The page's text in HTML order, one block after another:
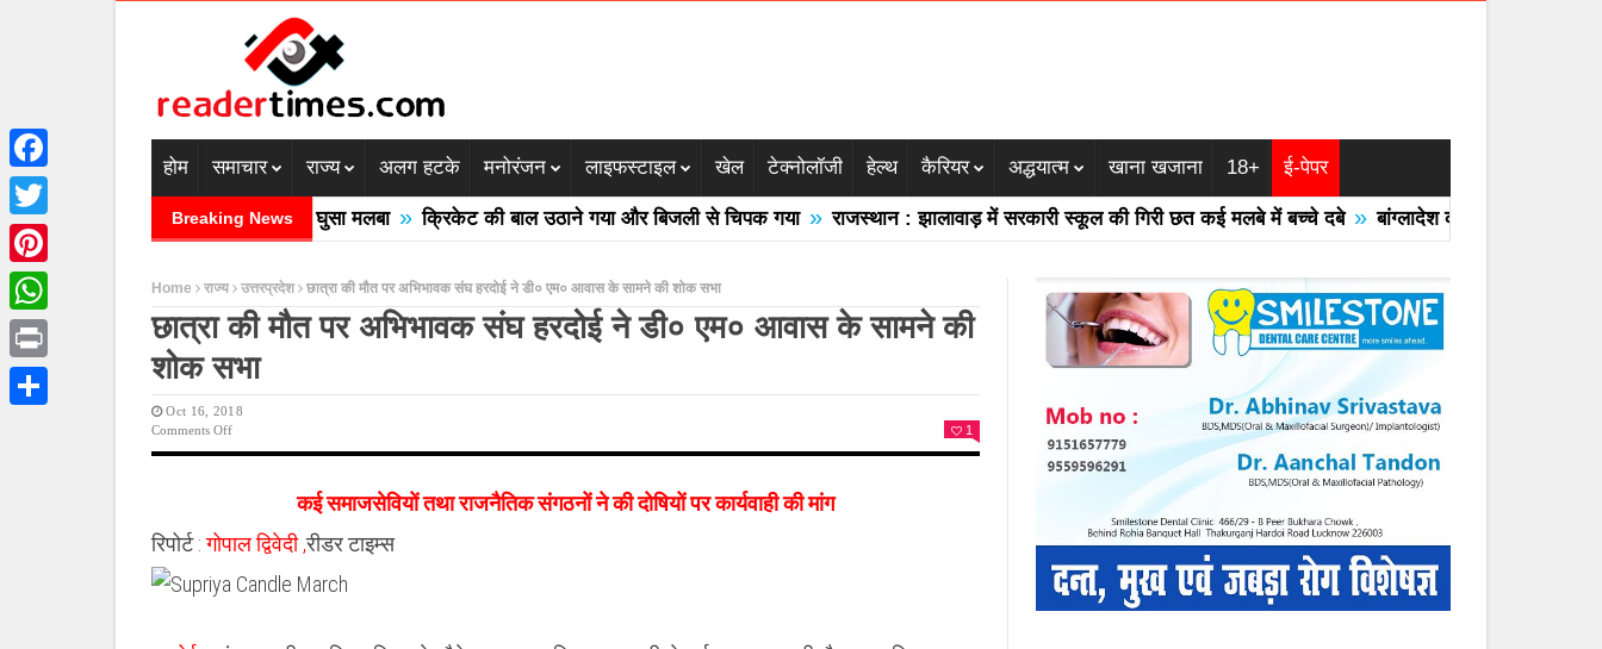
होम समाचार राज्य अलग हटके मनोरंजन लाइफस्टाइल खेल टेक्नोलॉजी हेल्थ कैरियर अद्धयात्म खाना खजाना 18+ ई-पेपर
Breaking News
में बादल फटने से तीन की मौत घरों में घुसा मलबा » क्रिकेट की बाल उठाने गया और बिजली से चिपक गया » राजस्थान : झालावाड़ में सरकारी स्कूल की गिरी छत कई मलबे में बच्चे दबे » बांग्लादेश का एयरफोर्स का F -7
Home राज्य उत्तरप्रदेश छात्रा की मौत पर अभिभावक संघ हरदोई ने डी० एम० आवास के सामने की शोक सभा
छात्रा की मौत पर अभिभावक संघ हरदोई ने डी० एम० आवास के सामने की
शोक सभा
Oct 16, 2018
Comments OffOn
संघ
ने
1
कई समाजसेवियों तथा राजनैतिक संगठनों ने की दोषियों पर कार्यवाही की मांग
रिपोर्ट :गोपाल द्विवेदी ,रीडर टाइम्स
Facebook
Twitter
Pinterest
WhatsApp
Print